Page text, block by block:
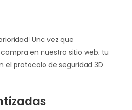
Una vez que
en nuestro sitio web, tu
el protocolo de seguridad 3D